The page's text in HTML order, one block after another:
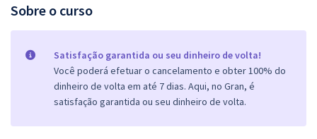
Sobre o curso
Satisfação garantida ou seu dinheiro de volta!
Você poderá efetuar o cancelamento e obter 100% do
dinheiro de volta em até 7 dias. Aqui, no Gran, é
satisfação garantida ou seu dinheiro de volta.